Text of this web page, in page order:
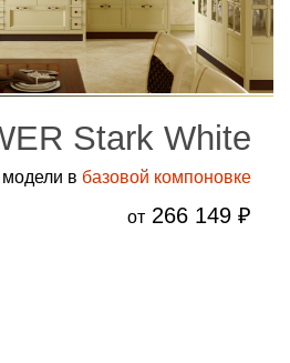
Stark White
в базовой компоновке
от 266 149 ₽